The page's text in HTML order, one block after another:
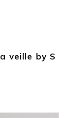
la veille by S